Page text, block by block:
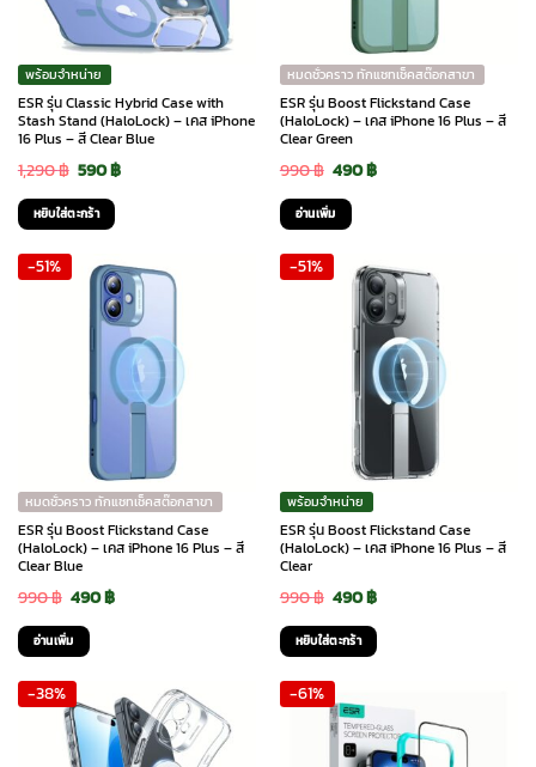
พร้อมจำหน่าย
ESR รุ่น Classic Hybrid Case with
Stash Stand (HaloLock) – เคส iPhone
16 Plus – สี Clear Blue
1,290฿ Original
price
was:
1,290 ฿.
590฿Current
590 ฿.
หยิบใส่ตะกร้า
หมดชั่วคราว ทักแชทเช็คสต๊อกสาขา
ESR รุ่น Boost Flickstand Case
(HaloLock) – เคส iPhone 16 Plus – สี
Clear Green
990฿ Original
price
was:
990 ฿.
490฿Current
490 ฿.
อ่านเพิ่ม
-51%
หมดชั่วคราว ทักแชทเช็คสต๊อกสาขา
ESR รุ่น Boost Flickstand Case
(HaloLock) – เคส iPhone 16 Plus – สี
Clear Blue
990฿ Original
price
was:
990 ฿.
490฿Current
490 ฿.
อ่านเพิ่ม
-51%
พร้อมจำหน่าย
ESR รุ่น Boost Flickstand Case
(HaloLock) – เคส iPhone 16 Plus – สี
Clear
990฿ Original
price
was:
990 ฿.
490฿Current
price
หยิบใส่ตะกร้า
-38% -61%